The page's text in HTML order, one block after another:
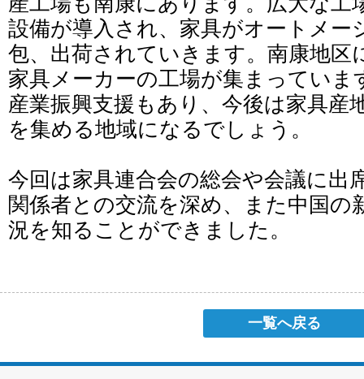
設備が導入され、家具がオートメー
包、出荷されていきます。南康地区
家具メーカーの工場が集まっていま
産業振興支援もあり、今後は家具産
を集める地域になるでしょう。
今回は家具連合会の総会や会議に出
関係者との交流を深め、また中国の
況を知ることができました。
一覧へ戻る